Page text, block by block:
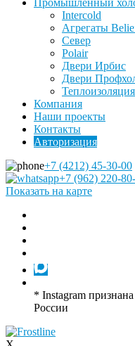
Промышленный
Intercold
Агрегаты
Север
Polair
Двери Ирбис
Двери
Компания
Наши проекты
Контакты
Авторизация
+7 (4212) 45-30-00
+7 (962) 220-
Показать на карте
* Instagram
России